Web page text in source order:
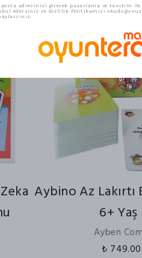
Aybino Az
6+ Yaş
Ayben Com
₺ 749.00
posta adresinizi girerek pazarlama ve tanıtım
edersiniz ve Gizlilik Politikamızı